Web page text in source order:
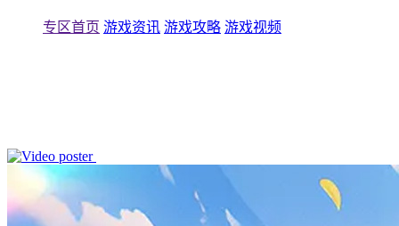
专区首页 游戏资讯 游戏攻略 游戏视频